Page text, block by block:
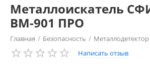
Металлоискатель
ВМ-901 ПРО
Главная / Безопасность / Металлодетектор
Металлодетектор СФИНКС (SPHINX) /
Написать отзыв